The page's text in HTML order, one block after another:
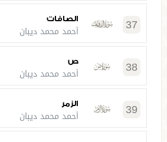
37 الصافات
أحمد محمد ديبان
38 ص
أحمد محمد ديبان
39 الزمر
أحمد محمد ديبان